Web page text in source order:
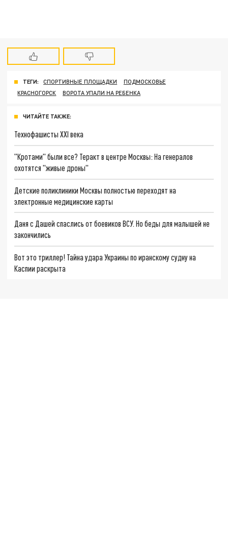
ТЕГИ: СПОРТИВНЫЕ ПЛОЩАДКИ
ПОДМОСКОВЬЕ
КРАСНОГОРСК
ВОРОТА УПАЛИ НА РЕБЕНКА
ЧИТАЙТЕ ТАКЖЕ:
Технофашисты XXI века
"Кротами" были все? Теракт в центре Москвы: На генералов
охотятся "живые дроны"
Детские поликлиники Москвы полностью переходят на
электронные медицинские карты
Даня с Дашей спаслись от боевиков ВСУ. Но беды для малышей не
закончились
Вот это триллер! Тайна удара Украины по иранскому судну на
Каспии раскрыта